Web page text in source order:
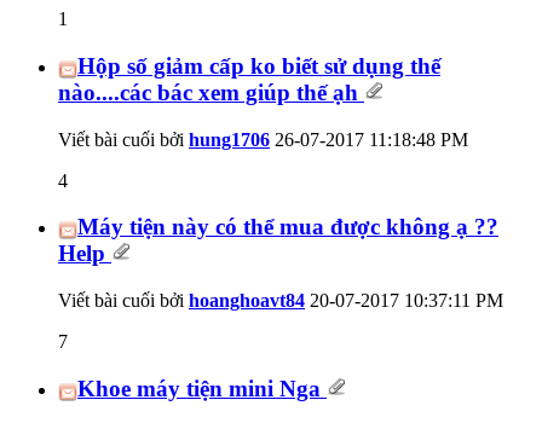
1
Hộp số giảm cấp ko biết sử dụng thế
nào....các bác xem giúp thế ạh
Viết bài cuối bởi hung1706 26-07-2017 11:18:48 PM
4
Máy tiện này có thể mua được không ạ ??
Help
Viết bài cuối bởi hoanghoavt84 20-07-2017 10:37:11 PM
7
Khoe máy tiện mini Nga